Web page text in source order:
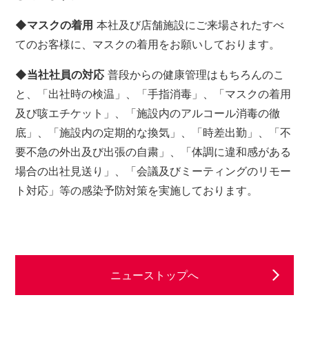
◆マスクの着用 本社及び店舗施設にご来場されたすべ
てのお客様に、マスクの着用をお願いしております。
◆当社社員の対応 普段からの健康管理はもちろんのこ
と、「出社時の検温」、「手指消毒」、「マスクの着用
及び咳エチケット」、「施設内のアルコール消毒の徹
底」、「施設内の定期的な換気」、「時差出勤」、「不
要不急の外出及び出張の自粛」、「体調に違和感がある
場合の出社見送り」、「会議及びミーティングのリモー
ト対応」等の感染予防対策を実施しております。
ニューストップへ